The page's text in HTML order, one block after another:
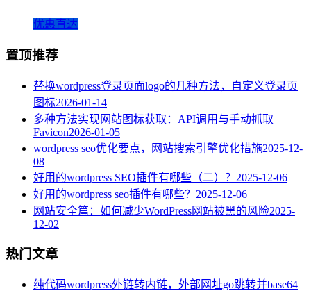
优惠直达
置顶推荐
替换wordpress登录页面logo的几种方法，自定义登录页
图标2026-01-14
多种方法实现网站图标获取：API调用与手动抓取
Favicon2026-01-05
wordpress seo优化要点，网站搜索引擎优化措施2025-12-
08
好用的wordpress SEO插件有哪些（二）？ 2025-12-06
好用的wordpress seo插件有哪些？ 2025-12-06
网站安全篇：如何减少WordPress网站被黑的风险2025-
12-02
热门文章
纯代码wordpress外链转内链，外部网址go跳转并base64